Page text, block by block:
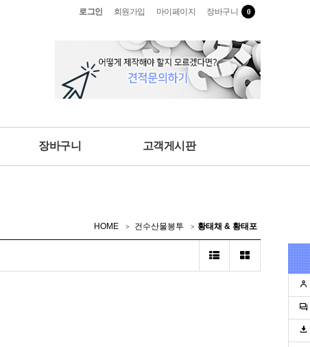
장바구니 0
마이페이지
회원가입
로그인
장바구니 고객게시판
HOME 건수산물봉투 황태채 & 황태포